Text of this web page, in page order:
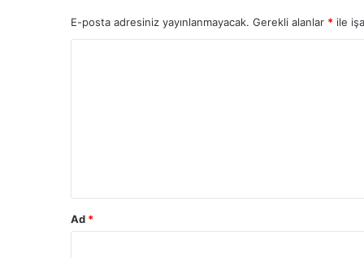
E-posta adresiniz yayınlanmayacak. Gerekli alanlar * ile
Ad *